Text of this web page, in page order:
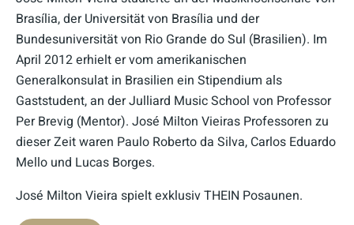
Brasília, der Universität von Brasília und der
Bundesuniversität von Rio Grande do Sul (Brasilien). Im
April 2012 erhielt er vom amerikanischen
Generalkonsulat in Brasilien ein Stipendium als
Gaststudent, an der Julliard Music School von Professor
Per Brevig (Mentor). José Milton Vieiras Professoren zu
dieser Zeit waren Paulo Roberto da Silva, Carlos Eduardo
Mello und Lucas Borges.
José Milton Vieira spielt exklusiv THEIN Posaunen.